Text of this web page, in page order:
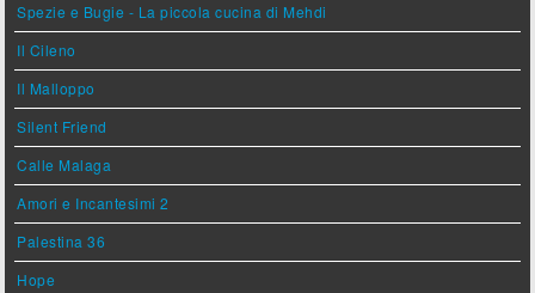
Spezie e Bugie - La piccola cucina di Mehdi
Il Cileno
Il Malloppo
Silent Friend
Calle Malaga
Amori e Incantesimi 2
Palestina 36
Hope